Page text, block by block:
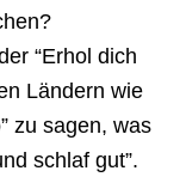
“Erhol dich
Ländern wie
zu sagen, was
schlaf gut”.